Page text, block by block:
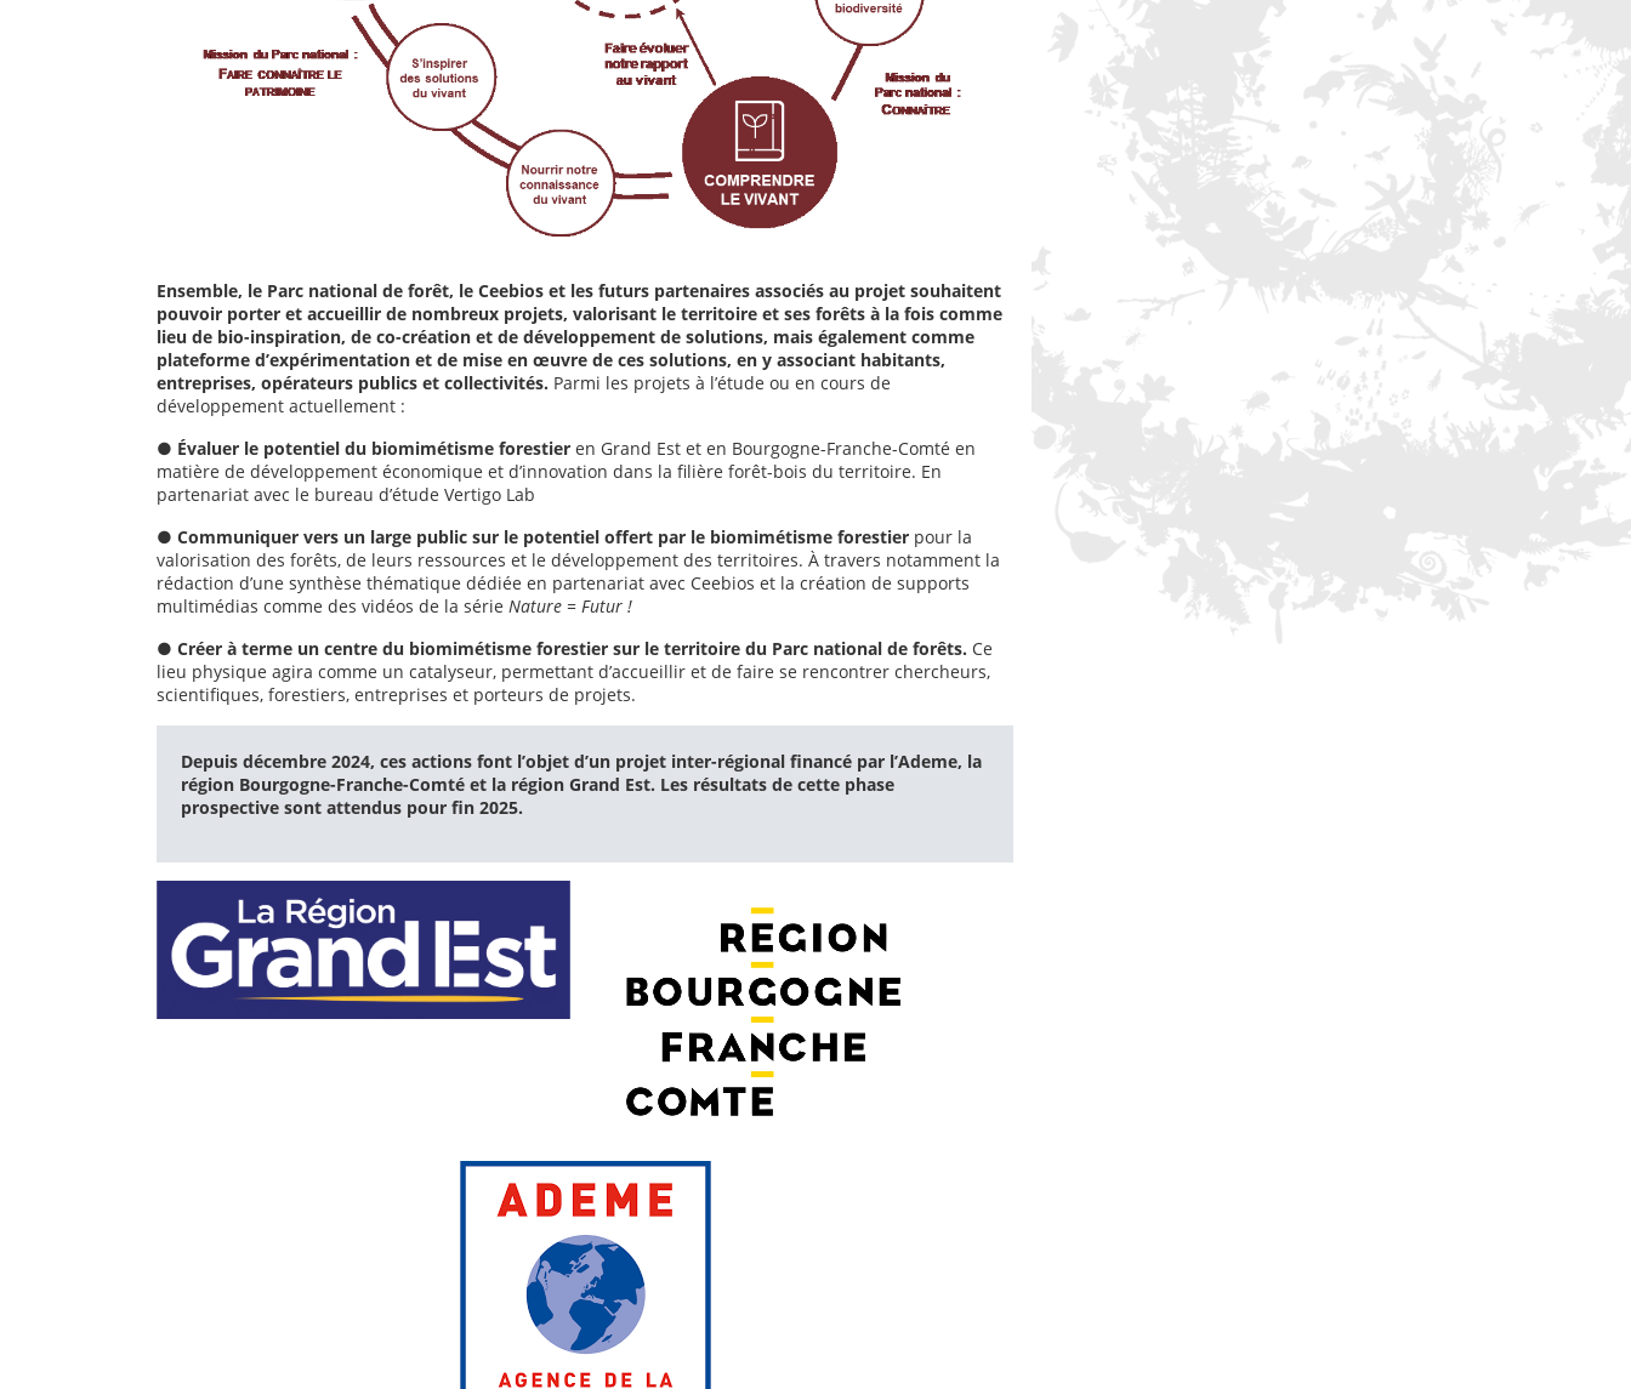
Ensemble, le Parc national de forêt, le Ceebios et les futurs partenaires associés au projet souhaitent
pouvoir porter et accueillir de nombreux projets, valorisant le territoire et ses forêts à la fois comme
lieu de bio-inspiration, de co-création et de développement de solutions, mais également comme
plateforme d’expérimentation et de mise en œuvre de ces solutions, en y associant habitants,
entreprises, opérateurs publics et collectivités. Parmi les projets à l’étude ou en cours de
développement actuellement :
● Évaluer le potentiel du biomimétisme forestier en Grand Est et en Bourgogne-Franche-Comté en
matière de développement économique et d’innovation dans la filière forêt-bois du territoire. En
partenariat avec le bureau d’étude Vertigo Lab
● Communiquer vers un large public sur le potentiel offert par le biomimétisme forestier pour la
valorisation des forêts, de leurs ressources et le développement des territoires. À travers notamment la
rédaction d’une synthèse thématique dédiée en partenariat avec Ceebios et la création de supports
multimédias comme des vidéos de la série Nature = Futur !
● Créer à terme un centre du biomimétisme forestier sur le territoire du Parc national de forêts. Ce
lieu physique agira comme un catalyseur, permettant d’accueillir et de faire se rencontrer chercheurs,
scientifiques, forestiers, entreprises et porteurs de projets.
Depuis décembre 2024, ces actions font l’objet d’un projet inter-régional financé par l’Ademe, la
région Bourgogne-Franche-Comté et la région Grand Est. Les résultats de cette phase
prospective sont attendus pour fin 2025.